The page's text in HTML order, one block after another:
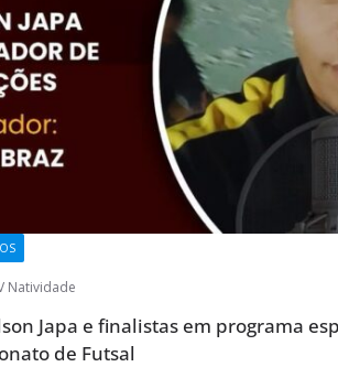
Natividade
Japa e finalistas em programa
de Futsal